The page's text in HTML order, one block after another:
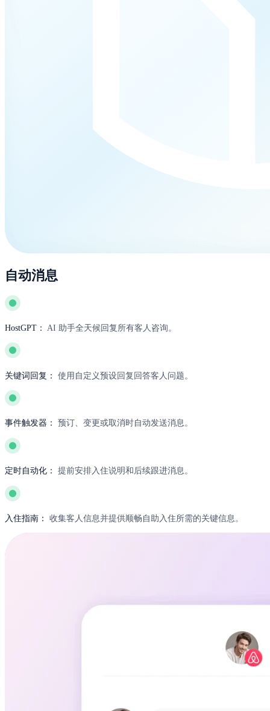
自动消息
HostGPT： AI 助手全天候回复所有客人咨询。
关键词回复： 使用自定义预设回复回答客人问题。
事件触发器： 预订、变更或取消时自动发送消息。
定时自动化： 提前安排入住说明和后续跟进消息。
入住指南： 收集客人信息并提供顺畅自助入住所需的关键信息。